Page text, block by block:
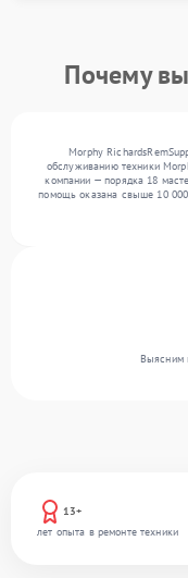
Почему
Morphy
обслуживанию техники
компании — порядка 18
помощь оказана свыше 10
превысило 12 000.
включая , , . Мы
13+
лет опыта в ремонте техники
Выясним